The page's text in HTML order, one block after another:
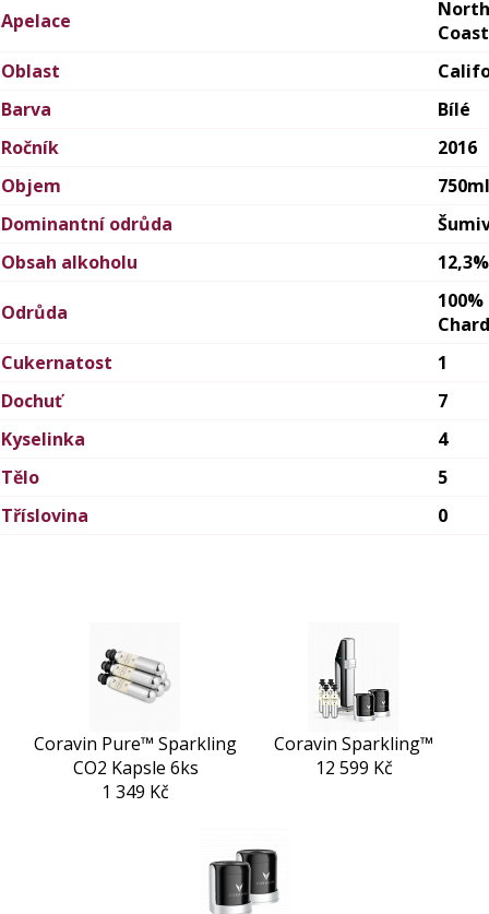
Apelace
North
Coast
Oblast
Barva
Bílé
Ročník
2016
Objem
750ml
Dominantní odrůda
Obsah alkoholu
12,3%
Odrůda
100%
Cukernatost
1
Dochuť
7
Kyselinka
4
Tělo
5
Tříslovina
0
Coravin Pure™ Sparkling
CO2 Kapsle 6ks
1 349 Kč
Coravin Sparkling™
12 599 Kč